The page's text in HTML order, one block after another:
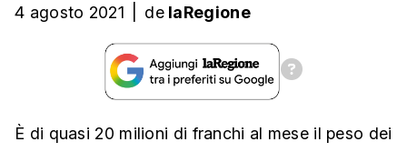
4 agosto 2021 de laRegione
È di quasi 20 milioni di franchi al mese il peso dei